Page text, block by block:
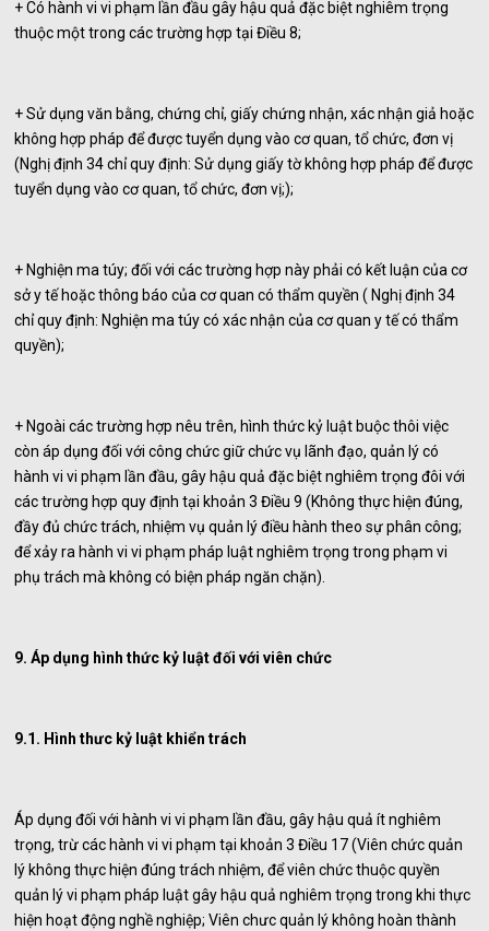
+ Có hành vi vi phạm lần đầu gây hậu quả đặc biệt nghiêm trọng
thuộc một trong các trường hợp tại Điều 8;
+ Sử dụng văn bằng, chứng chỉ, giấy chứng nhận, xác nhận giả hoặc
không hợp pháp để được tuyển dụng vào cơ quan, tổ chức, đơn vị
(Nghị định 34 chỉ quy định: Sử dụng giấy tờ không hợp pháp để được
tuyển dụng vào cơ quan, tổ chức, đơn vị;);
+ Nghiện ma túy; đối với các trường hợp này phải có kết luận của cơ
sở y tế hoặc thông báo của cơ quan có thẩm quyền ( Nghị định 34
chỉ quy định: Nghiện ma túy có xác nhận của cơ quan y tế có thẩm
quyền);
+ Ngoài các trường hợp nêu trên, hình thức kỷ luật buộc thôi việc
còn áp dụng đối với công chức giữ chức vụ lãnh đạo, quản lý có
hành vi vi phạm lần đầu, gây hậu quả đặc biệt nghiêm trọng đôi với
các trường hợp quy định tại khoản 3 Điều 9 (Không thực hiện đúng,
đầy đủ chức trách, nhiệm vụ quản lý điều hành theo sự phân công;
để xảy ra hành vi vi phạm pháp luật nghiêm trọng trong phạm vi
phụ trách mà không có biện pháp ngăn chặn).
9. Áp dụng hình thức kỷ luật đối với viên chức
9.1. Hình thưc kỷ luật khiển trách
Áp dụng đối với hành vi vi phạm lần đầu, gây hậu quả ít nghiêm
trọng, trừ các hành vi vi phạm tại khoản 3 Điều 17 (Viên chức quản
lý không thực hiện đúng trách nhiệm, để viên chức thuộc quyền
quản lý vi phạm pháp luật gây hậu quả nghiêm trọng trong khi thực
hiện hoạt động nghề nghiệp; Viên chưc quản lý không hoàn thành